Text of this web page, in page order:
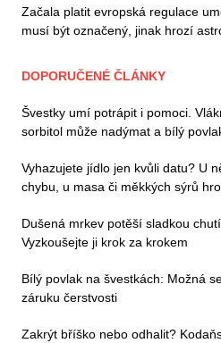
Začala platit evropská regulace
musí být označený, jinak hrozí
DOPORUČENÉ ČLÁNKY
Švestky umí potrápit i pomoci.
sorbitol může nadýmat a bílý
Vyhazujete jídlo jen kvůli datu? U
chybu, u masa či měkkých sýrů
Dušená mrkev potěší sladkou
Vyzkoušejte ji krok za krokem
Bílý povlak na švestkách: Možná
záruku čerstvosti
Zakrýt bříško nebo odhalit?